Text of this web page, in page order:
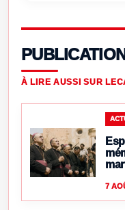
À LIRE AUSSI SUR
7